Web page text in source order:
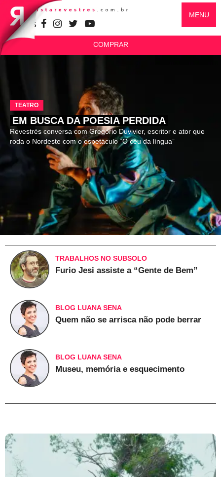
SIGA-NOS
MENU
COMPRAR
TEATRO
EM BUSCA DA POESIA PERDIDA
Revestrés conversa com Gregório Duvivier, escritor e ator que
roda o Nordeste com o espetáculo “O céu da língua”
TRABALHOS NO SUBSOLO
Furio Jesi assiste a “Gente de Bem”
BLOG LUANA SENA
Quem não se arrisca não pode berrar
BLOG LUANA SENA
Museu, memória e esquecimento